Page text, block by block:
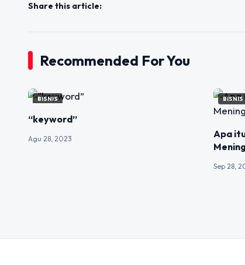
Share this article:
Recommended For You
BISNIS
“keyword”
Agu 28, 2023
BISNIS
Apa
Sep 28,